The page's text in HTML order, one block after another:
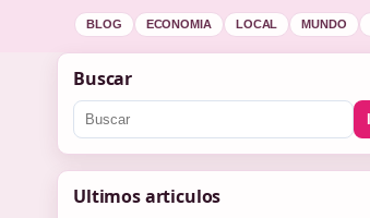
BLOG ECONOMIA LOCAL MUNDO
Buscar
Ultimos articulos